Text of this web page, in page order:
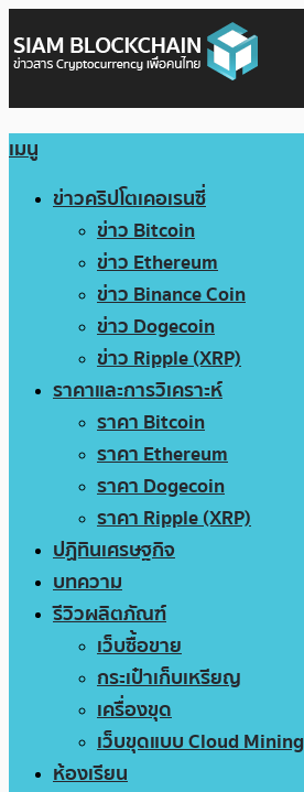
เมนู
ข่าวคริปโตเคอเรนซี่
ข่าว Bitcoin
ข่าว Ethereum
ข่าว Binance Coin
ข่าว Dogecoin
ข่าว Ripple (XRP)
ราคาและการวิเคราะห์
ราคา Bitcoin
ราคา Ethereum
ราคา Dogecoin
ราคา Ripple (XRP)
ปฏิทินเศรษฐกิจ
บทความ
รีวิวผลิตภัณฑ์
เว็บซื้อขาย
กระเป๋าเก็บเหรียญ
เครื่องขุด
เว็บขุดแบบ Cloud Mining
ห้องเรียน